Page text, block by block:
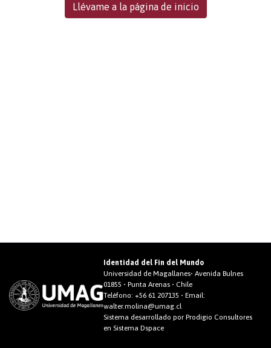
Llévame a la página de inicio
Identidad del Fin del Mundo
Universidad de Magallanes• Avenida Bulnes
01855 • Punta Arenas • Chile
Teléfono:+56 61 207135 • Email:
walter.molina@umag.cl
Sistema desarrollado por Prodigio Consultores
en Sistema Dspace